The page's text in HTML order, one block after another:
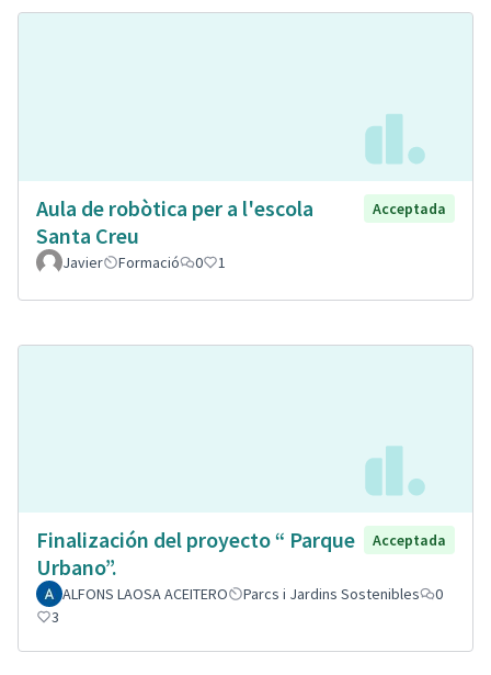
Aula de robòtica per a l'escola
Santa Creu
Acceptada
Javier Formació 0 1
Finalización del proyecto “ Parque
Urbano”.
Acceptada
ALFONS LAOSA ACEITERO Parcs i Jardins Sostenibles
0
3